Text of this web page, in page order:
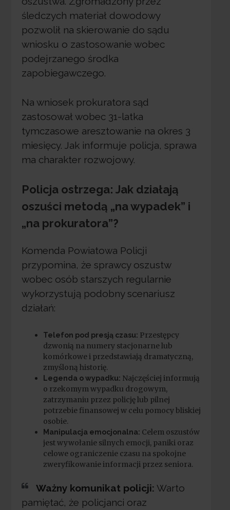
śledczych materiał dowodowy
pozwolił na skierowanie do sądu
wniosku o zastosowanie wobec
podejrzanego środka
zapobiegawczego.
Na wniosek prokuratora sąd
zastosował wobec 31-latka
tymczasowe aresztowanie na okres 3
miesięcy. Jak informuje policja, sprawa
ma charakter rozwojowy.
Policja ostrzega: Jak działają
oszuści metodą „na wypadek” i
„na prokuratora”?
Komenda Powiatowa Policji
przypomina, że sprawcy oszustw
wobec osób starszych regularnie
wykorzystują podobny scenariusz
działań:
Telefon pod presją czasu: Przestępcy
dzwonią na numery stacjonarne lub
komórkowe i przedstawiają dramatyczną,
zmyśloną historię.
Legenda o wypadku: Najczęściej informują
o rzekomym wypadku drogowym,
zatrzymaniu przez policję lub pilnej
potrzebie finansowej w celu pomocy bliskiej
osobie.
Manipulacja emocjonalna: Celem oszustów
jest wywołanie silnych emocji, paniki oraz
celowe ograniczenie czasu na spokojne
zweryfikowanie informacji przez seniora.
Ważny komunikat policji: Warto
pamiętać, że policjanci oraz